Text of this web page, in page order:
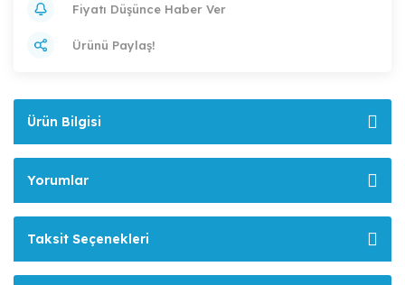
Fiyatı Düşünce Haber Ver
Ürünü Paylaş!
Ürün Bilgisi
Yorumlar
Taksit Seçenekleri